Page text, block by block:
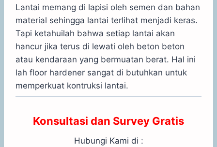
Lantai memang di lapisi oleh semen dan bahan
material sehingga lantai terlihat menjadi keras.
Tapi ketahuilah bahwa setiap lantai akan
hancur jika terus di lewati oleh beton beton
atau kendaraan yang bermuatan berat. Hal ini
lah floor hardener sangat di butuhkan untuk
memperkuat kontruksi lantai.
Konsultasi dan Survey Gratis
Hubungi Kami di :